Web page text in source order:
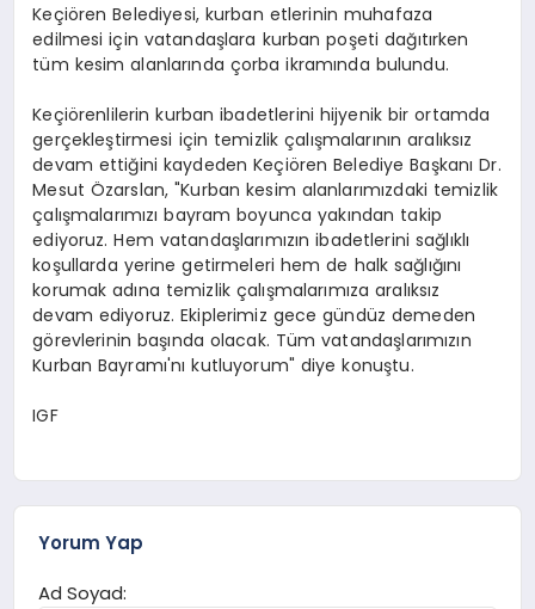
Keçiören Belediyesi, kurban etlerinin muhafaza
edilmesi için vatandaşlara kurban poşeti dağıtırken
tüm kesim alanlarında çorba ikramında bulundu.
Keçiörenlilerin kurban ibadetlerini hijyenik bir ortamda
gerçekleştirmesi için temizlik çalışmalarının aralıksız
devam ettiğini kaydeden Keçiören Belediye Başkanı Dr.
Mesut Özarslan, "Kurban kesim alanlarımızdaki temizlik
çalışmalarımızı bayram boyunca yakından takip
ediyoruz. Hem vatandaşlarımızın ibadetlerini sağlıklı
koşullarda yerine getirmeleri hem de halk sağlığını
korumak adına temizlik çalışmalarımıza aralıksız
devam ediyoruz. Ekiplerimiz gece gündüz demeden
görevlerinin başında olacak. Tüm vatandaşlarımızın
Kurban Bayramı'nı kutluyorum" diye konuştu.
IGF
Yorum Yap
Ad Soyad: